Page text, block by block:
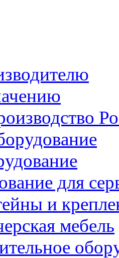
для
и
мебель